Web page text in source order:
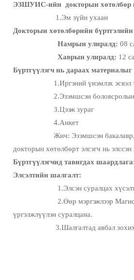
ЭЗШУИС-ийн докторын хөтөлбөр
1.Эм зүйн ухаан
Докторын хөтөлбөрийн бүртгэлийн
Намрын улиралд: 08
Хаврын улиралд: 12
Бүртгүүлэгч нь дараах материалыг
1.Иргэний үнэмлэх эсвэл
2.Эзэмшсэн боловсролын диплом,
3.Цээж зураг
4.Анкет
Жич: Эзэмшсэн бакалавр,
докторын хөтөлбөрт элсэгч нь
Бүртгүүлэгчид тавигдах
Элсэлтийн шалгалт:
1.Элсэн суралцах
2.Өөр мэргэжлээр Магистр,
үргэлжлүүлэн суралцана.
3.Шалгалтад авбал зохих нийт